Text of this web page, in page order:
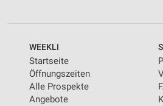
WEEKLI
Startseite
Öffnungszeiten
Alle Prospekte
Angebote